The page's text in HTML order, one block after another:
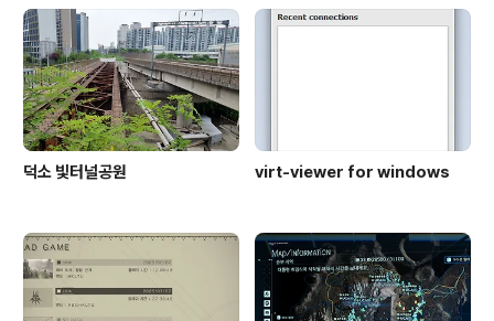
덕소 빛터널공원 virt-viewer for windows